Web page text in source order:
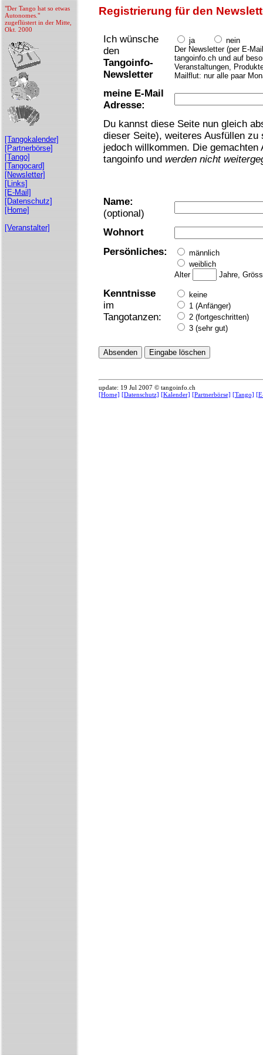
"Der Tango hat so etwas
Autonomes."
zugeflüstert in der Mitte,
Okt. 2000
[Tangokalender]
[Partnerbörse]
[Tango]
[Tangocard]
[Newsletter]
[Links]
[E-Mail]
[Datenschutz]
[Home]
[Veranstalter]
Registrierung für den
Ich wünsche
den
Tangoinfo-
Newsletter
ja
nein
Der Newsletter (per E-
tangoinfo.ch und auf
Veranstaltungen,
Mailflut: nur alle paar
meine E-Mail
Adresse:
Du kannst diese Seite nun gleich
dieser Seite), weiteres Ausfüllen
jedoch willkommen. Die gemachten
tangoinfo und werden nicht
Name:
(optional)
Wohnort
Persönliches:
männlich
weiblich
Alter
Jahre,
Kenntnisse
im
Tangotanzen:
keine
1 (Anfänger)
2 (fortgeschritten)
3 (sehr gut)
update: 19 Jul 2007 © tangoinfo.ch
[Home] [Datenschutz] [Kalender] [Partnerbörse] [Tango]